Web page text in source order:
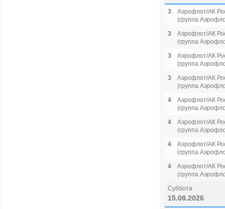
3
Аэрофлот/АК
(группа
3
Аэрофлот/АК
(группа
3
Аэрофлот/АК
(группа
3
Аэрофлот/АК
(группа
4
Аэрофлот/АК
(группа
4
Аэрофлот/АК
(группа
4
Аэрофлот/АК
(группа
4
Аэрофлот/АК
(группа
Суббота
15.08.2026